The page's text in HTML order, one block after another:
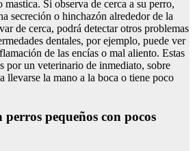
mastica. Si observa de cerca a su perro,
secreción o hinchazón alrededor de la
de cerca, podrá detectar otros problemas
dentales, por ejemplo, puede ver
de las encías o mal aliento. Estas
por un veterinario de inmediato, sobre
llevarse la mano a la boca o tiene poco
pequeños con pocos